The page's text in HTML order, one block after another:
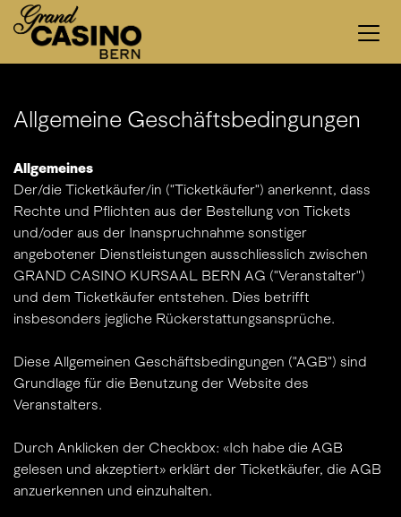
Allgemeine Geschäftsbedingungen
Allgemeines
Der/die Ticketkäufer/in ("Ticketkäufer") anerkennt, dass
Rechte und Pflichten aus der Bestellung von Tickets
und/oder aus der Inanspruchnahme sonstiger
angebotener Dienstleistungen ausschliesslich zwischen
GRAND CASINO KURSAAL BERN AG ("Veranstalter")
und dem Ticketkäufer entstehen. Dies betrifft
insbesonders jegliche Rückerstattungsansprüche.
Diese Allgemeinen Geschäftsbedingungen ("AGB") sind
Grundlage für die Benutzung der Website des
Veranstalters.
Durch Anklicken der Checkbox: «Ich habe die AGB
gelesen und akzeptiert» erklärt der Ticketkäufer, die AGB
anzuerkennen und einzuhalten.